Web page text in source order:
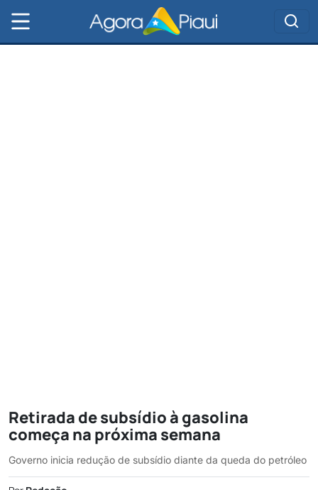
Retirada de subsídio à gasolina
começa na próxima semana
Governo inicia redução de subsídio diante da queda do petróleo